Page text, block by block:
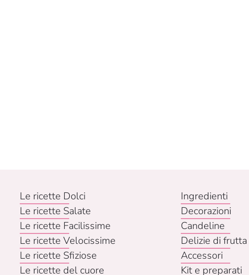
Le ricette Dolci
Le ricette Salate
Le ricette Facilissime
Le ricette Velocissime
Le ricette Sfiziose
Le ricette del cuore
Ingredienti
Decorazioni
Candeline
Delizie di frutta
Accessori
Kit e preparati